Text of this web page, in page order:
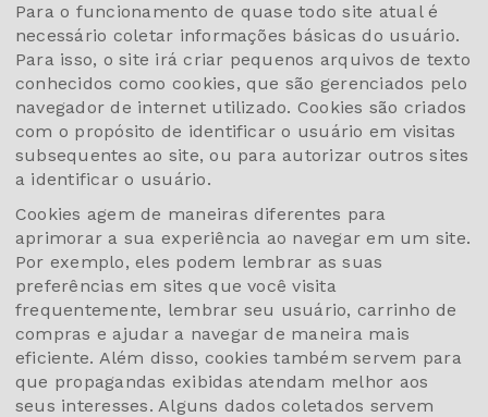
Para o funcionamento de quase todo site atual é
necessário coletar informações básicas do usuário.
Para isso, o site irá criar pequenos arquivos de texto
conhecidos como cookies, que são gerenciados pelo
navegador de internet utilizado. Cookies são criados
com o propósito de identificar o usuário em visitas
subsequentes ao site, ou para autorizar outros sites
a identificar o usuário.
Cookies agem de maneiras diferentes para
aprimorar a sua experiência ao navegar em um site.
Por exemplo, eles podem lembrar as suas
preferências em sites que você visita
frequentemente, lembrar seu usuário, carrinho de
compras e ajudar a navegar de maneira mais
eficiente. Além disso, cookies também servem para
que propagandas exibidas atendam melhor aos
seus interesses. Alguns dados coletados servem